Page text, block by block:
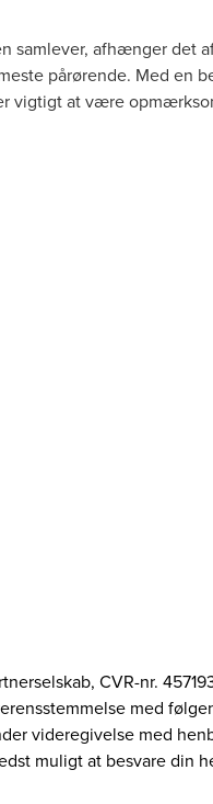
samlever, afhænger det
pårørende. Med en
vigtigt at være
CVR-nr.
med
videregivelse med
muligt at besvare din